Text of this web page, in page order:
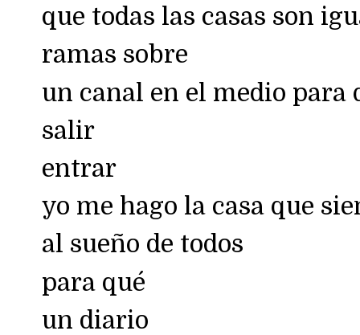
que todas las casas son
ramas sobre
un canal en el medio para
salir
entrar
yo me hago la casa que
al sueño de todos
para qué
un diario